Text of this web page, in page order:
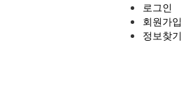
로그인
회원가입
정보찾기